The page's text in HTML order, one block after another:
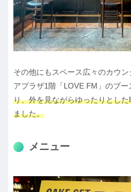
その他にもスペース広々のカウ
アプラザ1階「LOVE FM」のブー
り、外を見ながらゆったりとし
ました。
メニュー